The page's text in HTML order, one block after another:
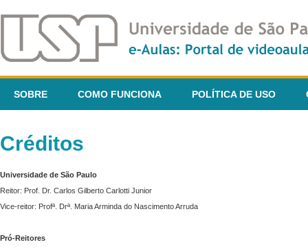
SOBRE COMO FUNCIONA POLÍTICA DE USO
Créditos
Universidade de São Paulo
Reitor: Prof. Dr. Carlos Gilberto Carlotti Junior
Vice-reitor: Profª. Drª. Maria Arminda do Nascimento Arruda
Pró-Reitores